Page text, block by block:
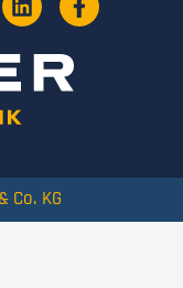
Co. KG